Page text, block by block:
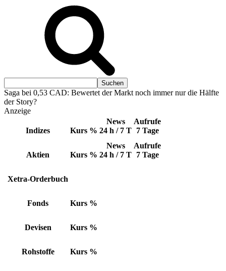
Saga bei 0,53 CAD: Bewertet der Markt noch immer nur die Hälfte
der Story?
Anzeige
Indizes Kurs %
News
24 h / 7 T
Aufrufe
7 Tage
Aktien Kurs %
News
24 h / 7 T
Aufrufe
7 Tage
Xetra-Orderbuch
Fonds Kurs %
Devisen Kurs %
Rohstoffe Kurs %